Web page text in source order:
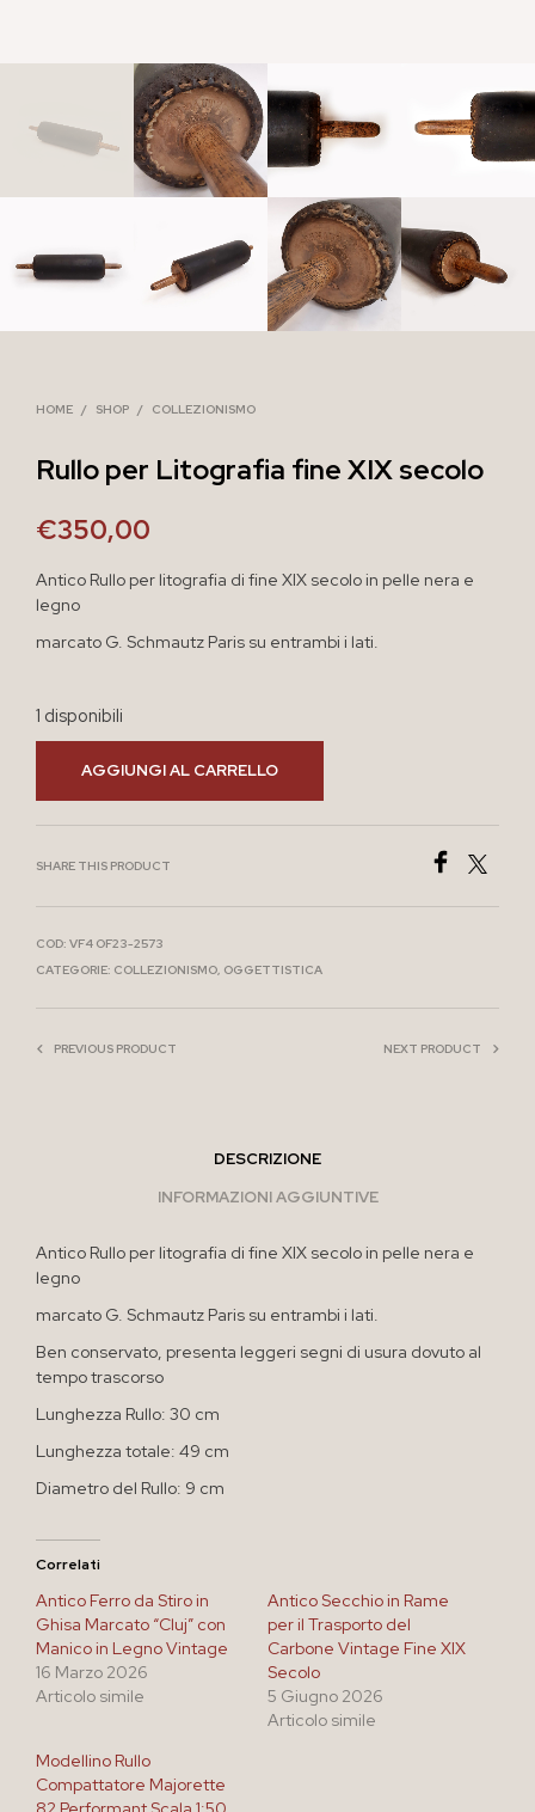
HOME / SHOP / COLLEZIONISMO
Rullo per Litografia fine XIX secolo
€350,00
Antico Rullo per litografia di fine XIX secolo in pelle nera e
legno
marcato G. Schmautz Paris su entrambi i lati.
1 disponibili
AGGIUNGI AL CARRELLO
SHARE THIS PRODUCT
COD: VF4 OF23-2573
CATEGORIE: COLLEZIONISMO, OGGETTISTICA
PREVIOUS PRODUCT NEXT PRODUCT
DESCRIZIONE
INFORMAZIONI AGGIUNTIVE
Antico Rullo per litografia di fine XIX secolo in pelle nera e
legno
marcato G. Schmautz Paris su entrambi i lati.
Ben conservato, presenta leggeri segni di usura dovuto al
tempo trascorso
Lunghezza Rullo: 30 cm
Lunghezza totale: 49 cm
Diametro del Rullo: 9 cm
Correlati
Antico Ferro da Stiro in
Ghisa Marcato “Cluj” con
Manico in Legno Vintage
16 Marzo 2026
Articolo simile
Antico Secchio in Rame
per il Trasporto del
Carbone Vintage Fine XIX
Secolo
5 Giugno 2026
Articolo simile
Modellino Rullo
Compattatore Majorette